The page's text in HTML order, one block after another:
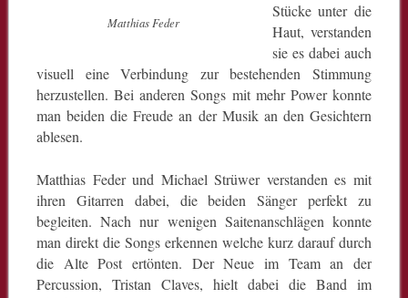
Matthias Feder
Stücke unter die
Haut, verstanden
sie es dabei auch
visuell eine Verbindung zur bestehenden Stimmung
herzustellen. Bei anderen Songs mit mehr Power konnte
man beiden die Freude an der Musik an den Gesichtern
ablesen.
Matthias Feder und Michael Strüwer verstanden es mit
ihren Gitarren dabei, die beiden Sänger perfekt zu
begleiten. Nach nur wenigen Saitenanschlägen konnte
man direkt die Songs erkennen welche kurz darauf durch
die Alte Post ertönten. Der Neue im Team an der
Percussion, Tristan Claves, hielt dabei die Band im